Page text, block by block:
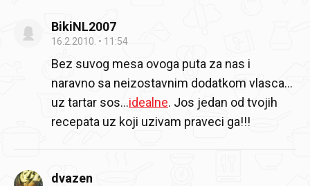
BikiNL2007
16.2.2010. 11:54
Bez suvog mesa ovoga puta za nas i
naravno sa neizostavnim dodatkom vlasca…
uz tartar sos…idealne. Jos jedan od tvojih
recepata uz koji uzivam praveci ga!!!
dvazen